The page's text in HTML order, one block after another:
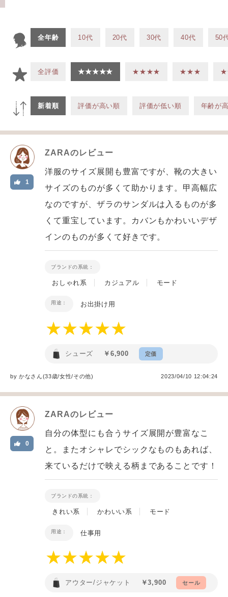
全年齢 10代 20代 30代 40代 50
全評価 ★★★★★ ★★★★ ★★★
新着順 評価が高い順 評価が低い順 年齢が
ZARAのレビュー
1
洋服のサイズ展開も豊富ですが、靴の大きい
サイズのものが多くて助かります。甲高幅広
なのですが、ザラのサンダルは入るものが多
くて重宝しています。カバンもかわいいデザ
インのものが多くて好きです。
ブランドの系統：
おしゃれ系 カジュアル モード
用途： お出掛け用
シューズ ￥6,900 定価
byかなさん(33歳/女性/その他) 2023/04/10 12:04:24
ZARAのレビュー
0
自分の体型にも合うサイズ展開が豊富なこ
と。またオシャレでシックなものもあれば、
来ているだけで映える柄まであることです！
ブランドの系統：
きれい系 かわいい系 モード
用途： 仕事用
アウター/ジャケット ￥3,900 セール